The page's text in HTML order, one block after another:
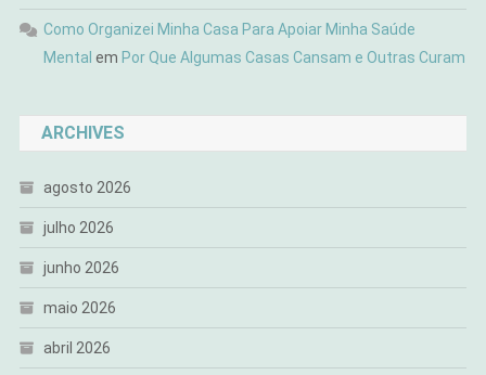
Como Organizei Minha Casa Para Apoiar Minha Saúde
Mental em Por Que Algumas Casas Cansam e Outras Curam
ARCHIVES
agosto 2026
julho 2026
junho 2026
maio 2026
abril 2026